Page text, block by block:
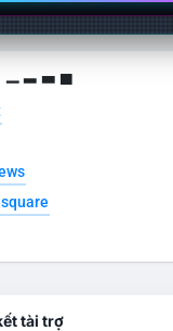
▁ ▂ ▃ ▄
tài trợ